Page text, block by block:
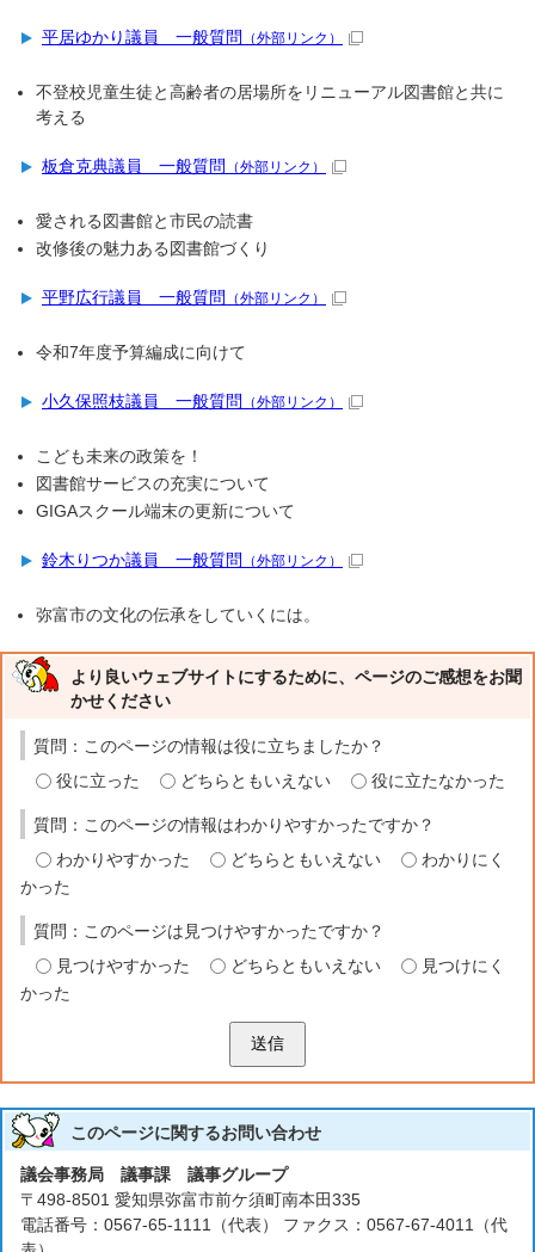
平居ゆかり議員 一般質問 （外部リンク）
不登校児童生徒と高齢者の居場所をリニューアル図書館と共に
考える
板倉克典議員 一般質問 （外部リンク）
愛される図書館と市民の読書
改修後の魅力ある図書館づくり
平野広行議員 一般質問 （外部リンク）
令和7年度予算編成に向けて
小久保照枝議員 一般質問 （外部リンク）
こども未来の政策を！
図書館サービスの充実について
GIGAスクール端末の更新について
鈴木りつか議員 一般質問 （外部リンク）
弥富市の文化の伝承をしていくには。
より良いウェブサイトにするために、ページのご感想をお聞
かせください
質問：このページの情報は役に立ちましたか？
役に立った
どちらともいえない 役に立たなかった
質問：このページの情報はわかりやすかったですか？
わかりやすかった
どちらともいえない
わかりにく
かった
質問：このページは見つけやすかったですか？
見つけやすかった
どちらともいえない
見つけにく
かった
送信
このページに関するお問い合わせ
議会事務局 議事課 議事グループ
〒498-8501 愛知県弥富市前ケ須町南本田335
電話番号：0567-65-1111（代表） ファクス：0567-67-4011（代